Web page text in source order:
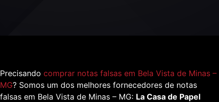
Precisando comprar notas falsas em Bela Vista de Minas –
MG? Somos um dos melhores fornecedores de notas
falsas em Bela Vista de Minas – MG: La Casa de Papel